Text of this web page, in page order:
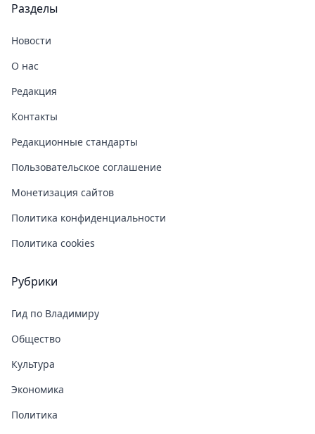
Разделы
Новости
О нас
Редакция
Контакты
Редакционные стандарты
Пользовательское соглашение
Монетизация сайтов
Политика конфиденциальности
Политика cookies
Рубрики
Гид по Владимиру
Общество
Культура
Экономика
Политика